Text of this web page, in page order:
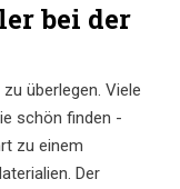
bei der
überlegen. Viele
schön finden -
zu einem
Der